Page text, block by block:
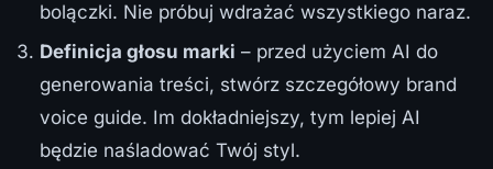
bolączki. Nie próbuj wdrażać wszystkiego naraz.
Definicja głosu marki – przed użyciem AI do
generowania treści, stwórz szczegółowy brand
voice guide. Im dokładniejszy, tym lepiej AI
będzie naśladować Twój styl.